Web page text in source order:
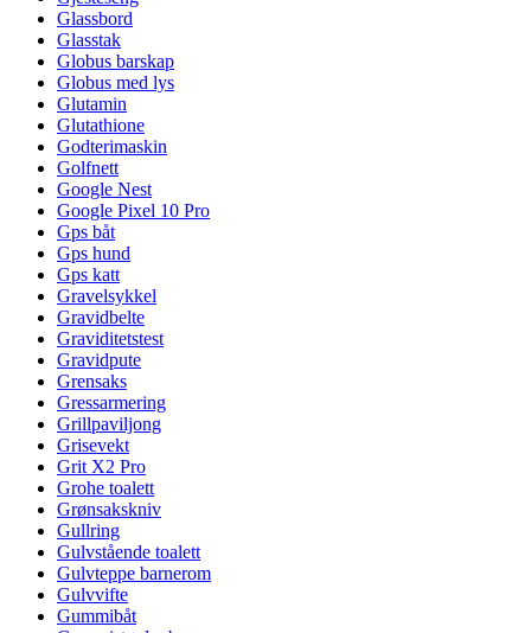
Glassbord
Glasstak
Globus barskap
Globus med lys
Glutamin
Glutathione
Godterimaskin
Golfnett
Google Nest
Google Pixel 10 Pro
Gps båt
Gps hund
Gps katt
Gravelsykkel
Gravidbelte
Graviditetstest
Gravidpute
Grensaks
Gressarmering
Grillpaviljong
Grisevekt
Grit X2 Pro
Grohe toalett
Grønsakskniv
Gullring
Gulvstående toalett
Gulvteppe barnerom
Gulvvifte
Gummibåt